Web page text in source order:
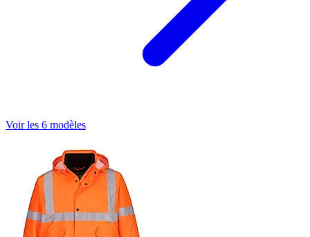
Voir les 6 modèles